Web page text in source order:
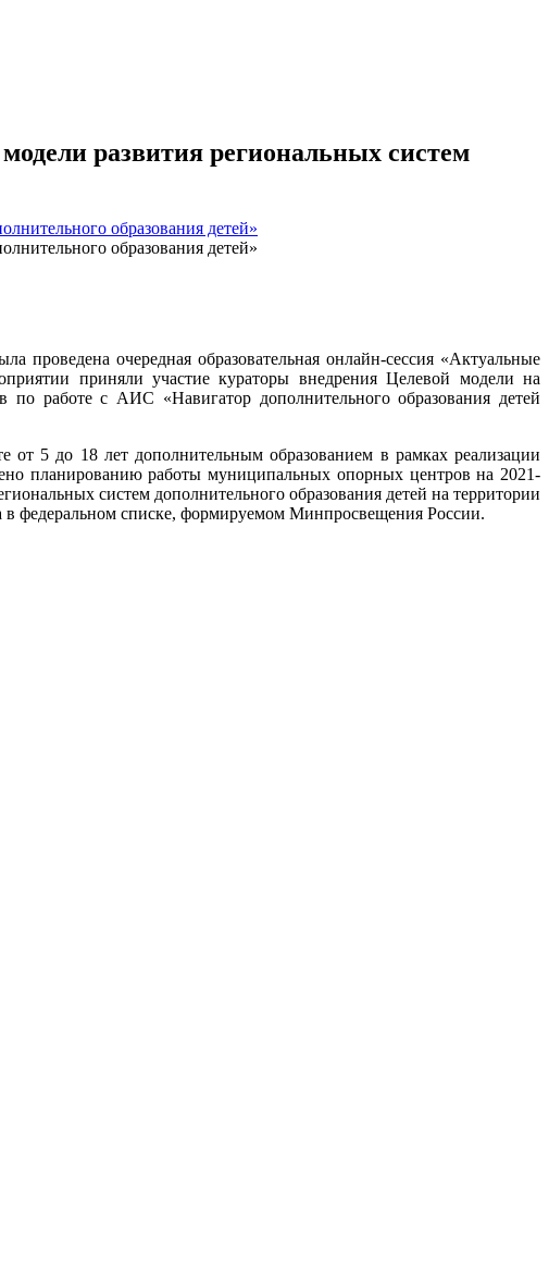
развития региональных систем
очередная образовательная онлайн-сессия «Актуальные
приняли участие кураторы внедрения Целевой модели на
по работе с АИС «Навигатор дополнительного образования детей
от 5 до 18 лет дополнительным образованием в рамках реализации
планированию работы муниципальных опорных центров на 2021-
систем дополнительного образования детей на территории
федеральном списке, формируемом Минпросвещения России.